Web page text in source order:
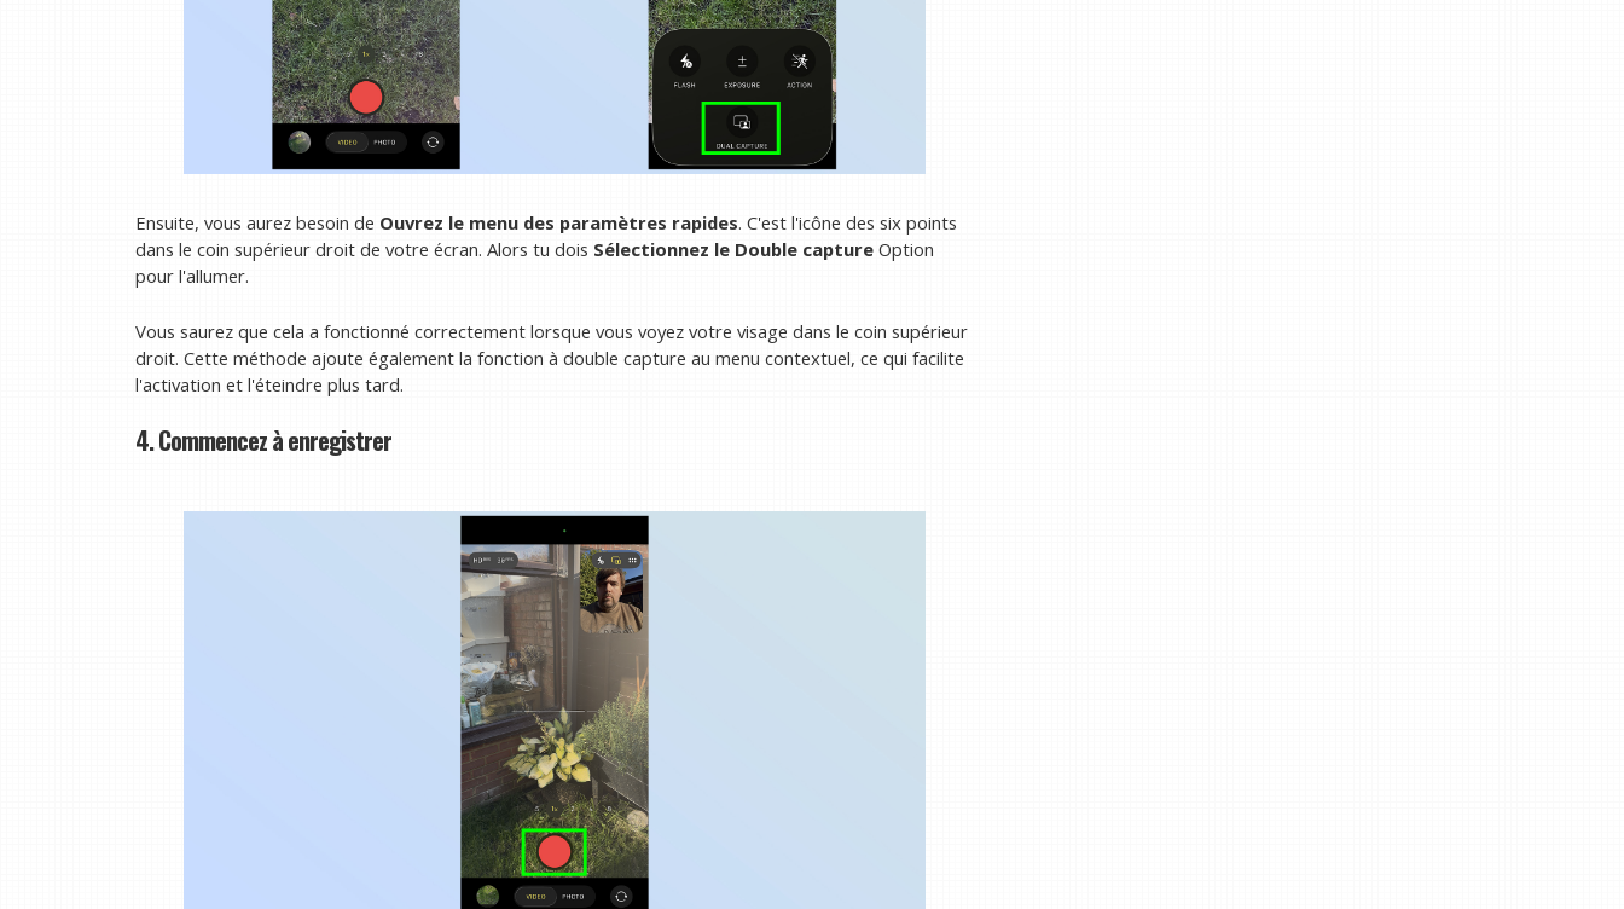
Ensuite, vous aurez besoin de Ouvrez le menu des paramètres rapides. C'est l'icône des six points
dans le coin supérieur droit de votre écran. Alors tu dois Sélectionnez le Double capture Option
pour l'allumer.
Vous saurez que cela a fonctionné correctement lorsque vous voyez votre visage dans le coin supérieur
droit. Cette méthode ajoute également la fonction à double capture au menu contextuel, ce qui facilite
l'activation et l'éteindre plus tard.
4. Commencez à enregistrer